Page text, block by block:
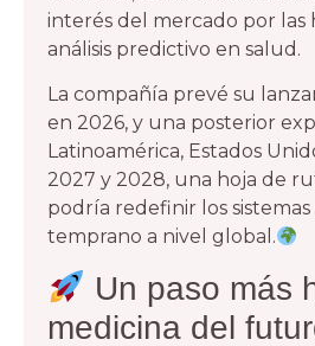
interés del mercado por las
análisis predictivo en salud.
La compañía prevé su
en 2026, y una posterior
Latinoamérica, Estados
2027 y 2028, una hoja de
podría redefinir los
temprano a nivel global.
Un paso más
medicina del